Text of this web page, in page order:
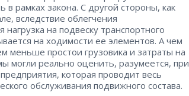
в рамках закона. С другой стороны, как
вследствие облегчения
на подвеску транспортного
на ходимости ее элементов. А чем
меньше простои грузовика и затраты на
могли реально оценить, разумеется, при
которая проводит весь
обслуживания подвижного состава.